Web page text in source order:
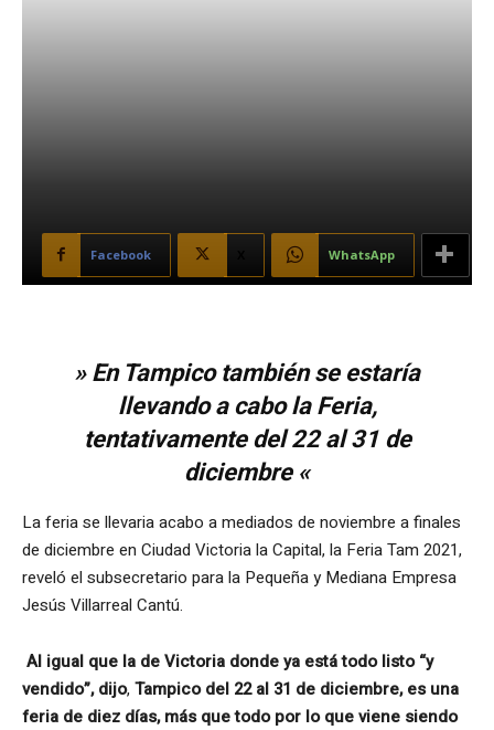
Facebook WhatsApp
» En Tampico también se estaría
llevando a cabo la Feria,
tentativamente del 22 al 31 de
diciembre «
La feria se llevaria acabo a mediados de noviembre a finales
de diciembre en Ciudad Victoria la Capital, la Feria Tam 2021,
reveló el subsecretario para la Pequeña y Mediana Empresa
Jesús Villarreal Cantú.
Al igual que la de Victoria donde ya está todo listo “y
vendido”, dijo, Tampico del 22 al 31 de diciembre, es una
feria de diez días, más que todo por lo que viene siendo